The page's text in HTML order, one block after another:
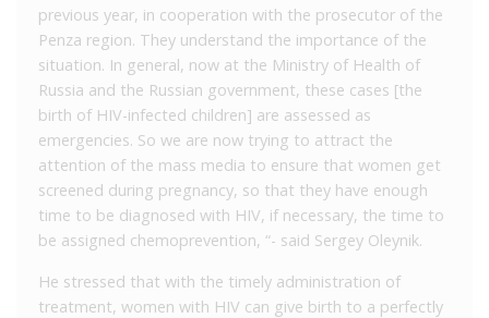
previous year, in cooperation with the prosecutor of the
Penza region. They understand the importance of the
situation. In general, now at the Ministry of Health of
Russia and the Russian government, these cases [the
birth of HIV-infected children] are assessed as
emergencies. So we are now trying to attract the
attention of the mass media to ensure that women get
screened during pregnancy, so that they have enough
time to be diagnosed with HIV, if necessary, the time to
be assigned chemoprevention, “- said Sergey Oleynik.
He stressed that with the timely administration of
treatment, women with HIV can give birth to a perfectly